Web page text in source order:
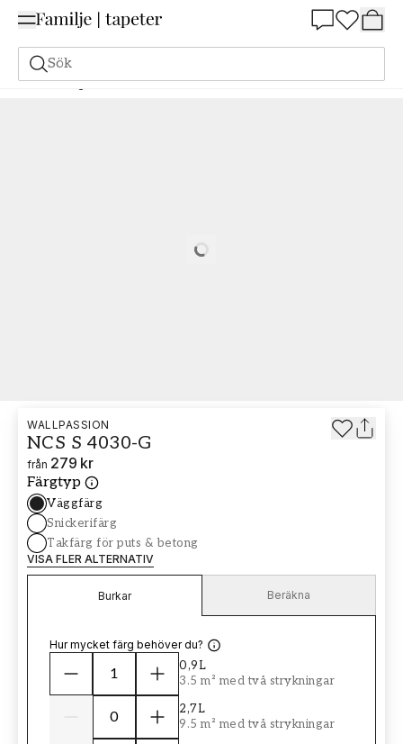
Sök
Målarfärg Beställ utifrån NCS Beställ utifrån NCS 4030-G
Loading…
WALLPASSION
NCS S 4030-G
från 279 kr
Färgtyp
Väggfärg
Snickerifärg
Takfärg för puts & betong
VISA FLER ALTERNATIV
Burkar Beräkna
Hur mycket färg behöver du?
0,9L
3.5 m² med två strykningar
2,7L
9.5 m² med två strykningar